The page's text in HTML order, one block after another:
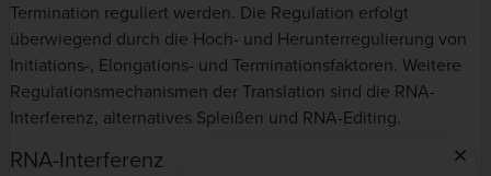
Termination reguliert werden. Die Regulation erfolgt
überwiegend durch die Hoch- und Herunterregulierung von
Initiations-, Elongations- und Terminationsfaktoren. Weitere
Regulationsmechanismen der Translation sind die RNA-
Interferenz, alternatives Spleißen und RNA-Editing.
RNA-Interferenz